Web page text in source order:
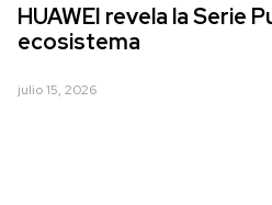
HUAWEI revela la Serie
ecosistema
julio 15, 2026